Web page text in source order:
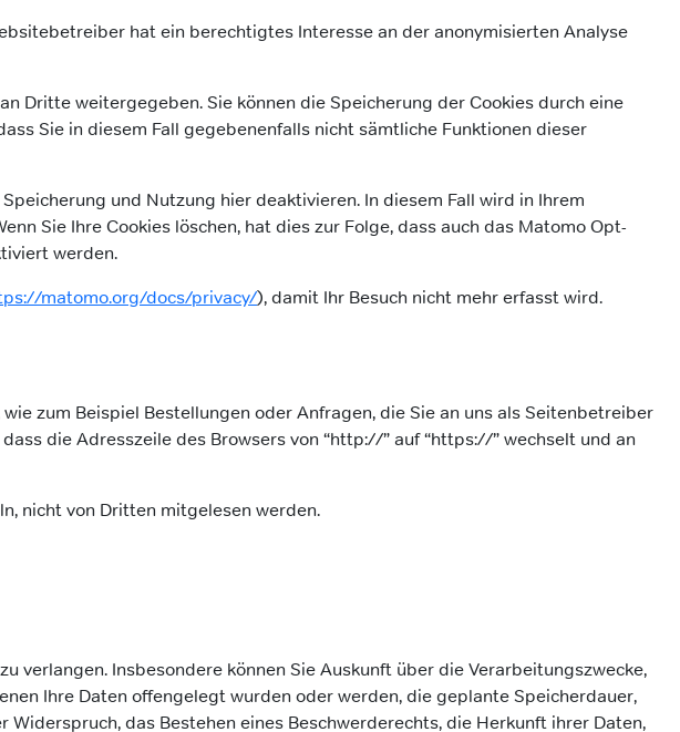
hat ein berechtigtes Interesse an der anonymisierten Analyse
Dritte weitergegeben. Sie können die Speicherung der Cookies durch eine
Sie in diesem Fall gegebenenfalls nicht sämtliche Funktionen dieser
und Nutzung hier deaktivieren. In diesem Fall wird in Ihrem
Sie Ihre Cookies löschen, hat dies zur Folge, dass auch das Matomo Opt-
werden.
matomo.org/docs/privacy/), damit Ihr Besuch nicht mehr erfasst wird.
zum Beispiel Bestellungen oder Anfragen, die Sie an uns als Seitenbetreiber
die Adresszeile des Browsers von “http://” auf “https://” wechselt und an
nicht von Dritten mitgelesen werden.
verlangen. Insbesondere können Sie Auskunft über die Verarbeitungszwecke,
Ihre Daten offengelegt wurden oder werden, die geplante Speicherdauer,
das Bestehen eines Beschwerderechts, die Herkunft ihrer Daten,